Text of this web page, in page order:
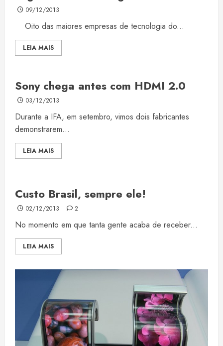
09/12/2013
Oito das maiores empresas de tecnologia do...
LEIA MAIS
Sony chega antes com HDMI 2.0
03/12/2013
Durante a IFA, em setembro, vimos dois fabricantes
demonstrarem...
LEIA MAIS
Custo Brasil, sempre ele!
02/12/2013 2
No momento em que tanta gente acaba de receber...
LEIA MAIS